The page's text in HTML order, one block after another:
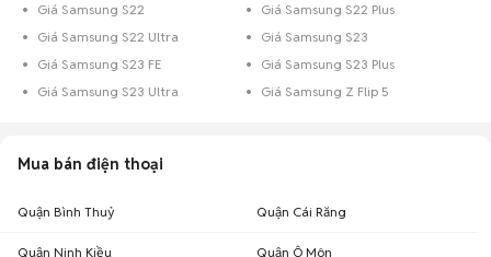
Giá Samsung S22
Giá Samsung S22 Plus
Giá Samsung S22 Ultra
Giá Samsung S23
Giá Samsung S23 FE
Giá Samsung S23 Plus
Giá Samsung S23 Ultra
Giá Samsung Z Flip 5
Mua bán điện thoại
Quận Bình Thuỷ Quận Cái Răng
Quận Ninh Kiều Quận Ô Môn